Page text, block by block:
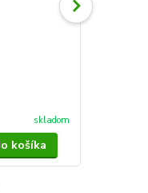
skladom
košíka